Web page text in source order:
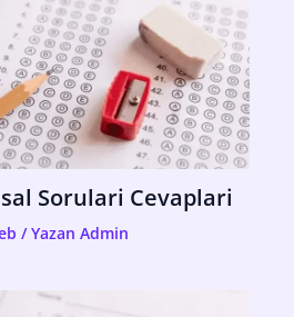
Sorulari Cevaplari
/ Yazan Admin